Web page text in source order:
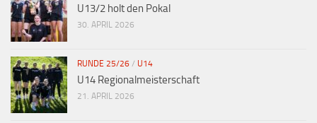
U13/2 holt den Pokal
30. APRIL 2026
RUNDE 25/26 / U14
U14 Regionalmeisterschaft
21. APRIL 2026